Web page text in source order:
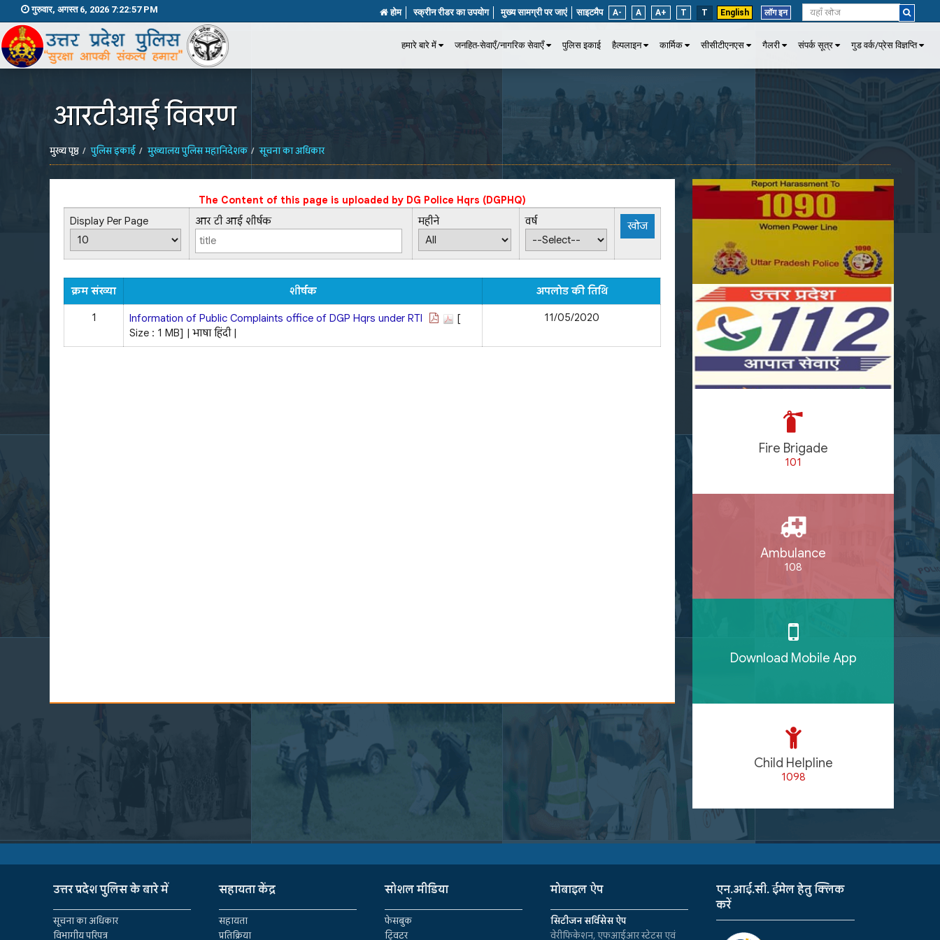
गुरुवार, अगस्त 6, 2026 7:22:57 PM होम स्क्रीन रीडर का उपयोग मुख्य सामग्री पर जाएं साइटमैप A- A A+ T T English लॉग इन
हमारे बारे में जनहित-सेवाएँ/नागरिक सेवाएँ पुलिस इकाई हैल्पलाइन कार्मिक सीसीटीएनएस गैलरी संपर्क सूत्र गुड वर्क/प्रेस विज्ञप्ति
आरटीआई विवरण
मुख्य पृष्ठ पुलिस इकाई मुख्यालय पुलिस महानिदेशक सूचना का अधिकार
The Content of this page is uploaded by DG Police Hqrs (DGPHQ)
Display Per Page
आर टी आई शीर्षक महीने वर्ष
क्रम संख्या शीर्षक अपलोड की तिथि
1 Information of Public Complaints office of DGP Hqrs under RTI
[
Size : 1 MB] | भाषा: हिंदी |
11/05/2020
Fire Brigade
101
Ambulance
108
Download Mobile App
Child Helpline
1098
उत्तर प्रदेश पुलिस के बारे में
सूचना का अधिकार
विभागीय परिपत्र
सहायता केंद्र
सहायता
प्रतिक्रिया
सोशल मीडिया
फेसबुक
ट्विटर
मोबाइल ऐप
सिटीजन सर्विसेस ऐप
वेरीफिकेशन, एफआईआर स्टेटस एवं
एन.आई.सी. ईमेल हेतु क्लिक
करें